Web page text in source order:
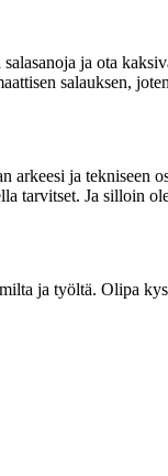
ja ota
salauksen,
arkeesi ja
tarvitset. Ja silloin
ja työltä. Olipa